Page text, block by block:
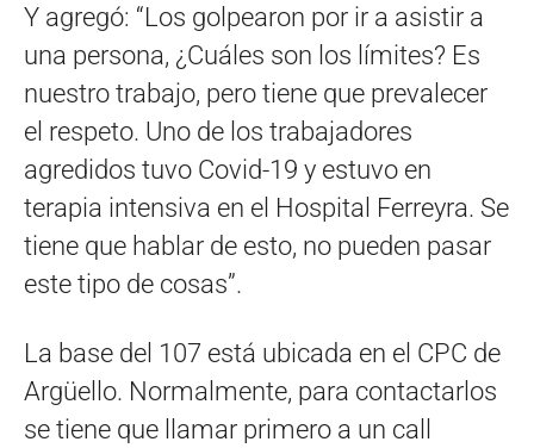
Y agregó: “Los golpearon por ir a asistir a
una persona, ¿Cuáles son los límites? Es
nuestro trabajo, pero tiene que prevalecer
el respeto. Uno de los trabajadores
agredidos tuvo Covid-19 y estuvo en
terapia intensiva en el Hospital Ferreyra. Se
tiene que hablar de esto, no pueden pasar
este tipo de cosas”.
La base del 107 está ubicada en el CPC de
Argüello. Normalmente, para contactarlos
se tiene que llamar primero a un call